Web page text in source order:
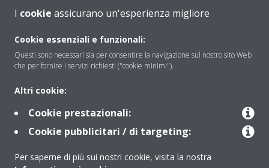
About Daikin
I cookie assicurano un'esperienza migliore
Cookie essenziali e funzionali:
Questi sono necessari sia per consentire la navigazione sul nostro sito Web
che per fornire i servizi richiesti ("cookie minimi").
Altri cookie:
Cookie prestazionali:
Cookie pubblicitari / di targeting:
Per saperne di più sui nostri cookie, visita la nostra